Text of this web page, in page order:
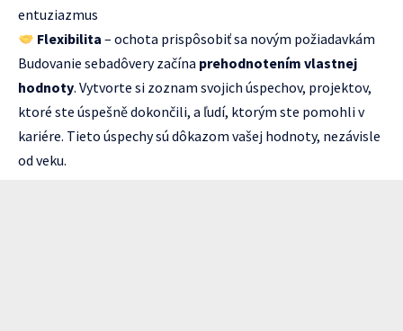
entuziazmus
Flexibilita – ochota prispôsobiť sa novým požiadavkám
Budovanie sebadôvery začína prehodnotením vlastnej
hodnoty. Vytvorte si zoznam svojich úspechov, projektov,
ktoré ste úspešně dokončili, a ľudí, ktorým ste pomohli v
kariére. Tieto úspechy sú dôkazom vašej hodnoty, nezávisle
od veku.